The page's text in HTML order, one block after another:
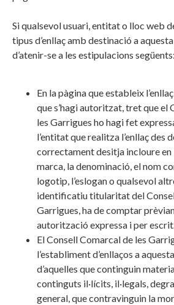
Si qualsevol usuari, entitat o lloc web
tipus d’enllaç amb destinació a
d’atenir-se a les estipulacions següents:
En la pàgina que estableix
que s’hagi autoritzat, tret que el
les Garrigues ho hagi fet
l’entitat que realitza l’enllaç des
correctament desitja incloure en
marca, la denominació, el nom
logotip, l’eslogan o qualsevol
identificatiu titularitat del
Garrigues, ha de comptar
autorització expressa i per
El Consell Comarcal de les
l’establiment d’enllaços a
d’aquelles que continguin
continguts il·lícits, il·legals,
general, que contravinguin la